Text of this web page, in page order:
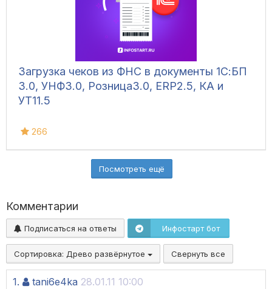
Загрузка чеков из ФНС в документы 1С:БП
3.0, УНФ3.0, Розница3.0, ERP2.5, КА и
УТ11.5
266
Посмотреть ещё
Комментарии
Подписаться на ответы Инфостарт бот
Сортировка: Древо развёрнутое Свернуть все
1. tani6e4ka 28.01.11 10:00